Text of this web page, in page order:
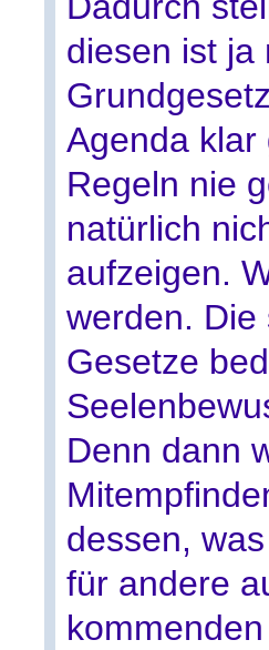
diesen ist ja
Agenda klar
Regeln nie
natürlich
aufzeigen.
werden. Die
Gesetze
Denn dann
dessen,
für andere